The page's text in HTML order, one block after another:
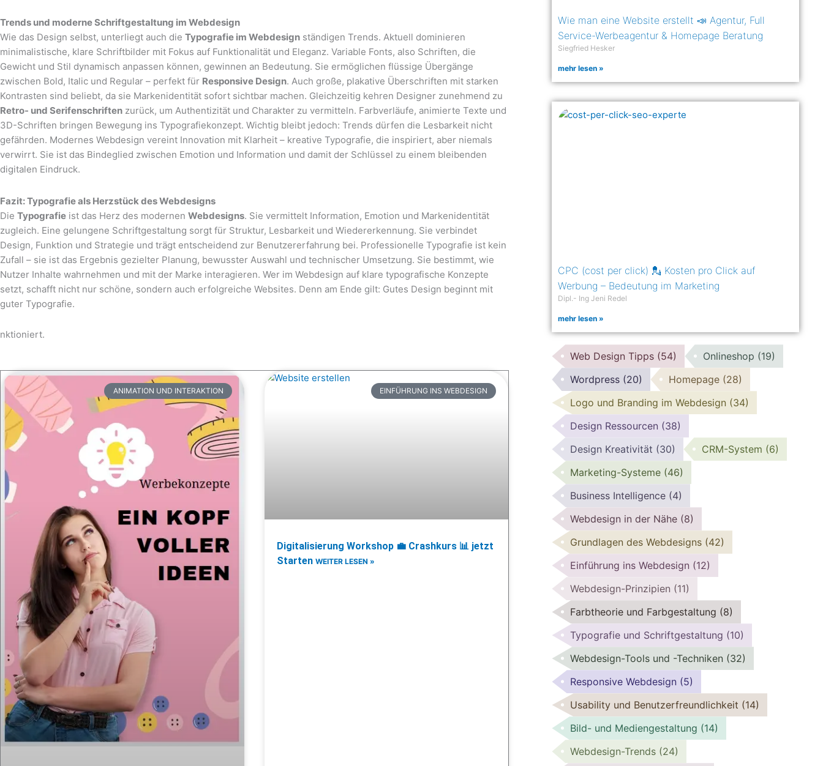
Trends und moderne Schriftgestaltung im Webdesign
Wie das Design selbst, unterliegt auch die Typografie im Webdesign ständigen Trends. Aktuell dominieren
minimalistische, klare Schriftbilder mit Fokus auf Funktionalität und Eleganz. Variable Fonts, also Schriften, die
Gewicht und Stil dynamisch anpassen können, gewinnen an Bedeutung. Sie ermöglichen flüssige Übergänge
zwischen Bold, Italic und Regular – perfekt für Responsive Design. Auch große, plakative Überschriften mit starken
Kontrasten sind beliebt, da sie Markenidentität sofort sichtbar machen. Gleichzeitig kehren Designer zunehmend zu
Retro- und Serifenschriften zurück, um Authentizität und Charakter zu vermitteln. Farbverläufe, animierte Texte und
3D-Schriften bringen Bewegung ins Typografiekonzept. Wichtig bleibt jedoch: Trends dürfen die Lesbarkeit nicht
gefährden. Modernes Webdesign vereint Innovation mit Klarheit – kreative Typografie, die inspiriert, aber niemals
verwirrt. Sie ist das Bindeglied zwischen Emotion und Information und damit der Schlüssel zu einem bleibenden
digitalen Eindruck.
Fazit: Typografie als Herzstück des Webdesigns
Die Typografie ist das Herz des modernen Webdesigns. Sie vermittelt Information, Emotion und Markenidentität
zugleich. Eine gelungene Schriftgestaltung sorgt für Struktur, Lesbarkeit und Wiedererkennung. Sie verbindet
Design, Funktion und Strategie und trägt entscheidend zur Benutzererfahrung bei. Professionelle Typografie ist kein
Zufall – sie ist das Ergebnis gezielter Planung, bewusster Auswahl und technischer Umsetzung. Sie bestimmt, wie
Nutzer Inhalte wahrnehmen und mit der Marke interagieren. Wer im Webdesign auf klare typografische Konzepte
setzt, schafft nicht nur schöne, sondern auch erfolgreiche Websites. Denn am Ende gilt: Gutes Design beginnt mit
guter Typografie.
nktioniert.
ANIMATION UND INTERAKTION EINFÜHRUNG INS WEBDESIGN
Digitalisierung Workshop 💼 Crashkurs 📊 jetzt
StartenWEITER LESEN »
Wie man eine Website erstellt 📣 Agentur, Full
Service-Werbeagentur & Homepage Beratung
Siegfried Hesker
mehr lesen »
CPC (cost per click) 💂 Kosten pro Click auf
Werbung – Bedeutung im Marketing
Dipl.- Ing Jeni Redel
mehr lesen »
Web Design Tipps (54) Onlineshop (19)
Wordpress (20) Homepage (28)
Logo und Branding im Webdesign (34)
Design Ressourcen (38)
Design Kreativität (30) CRM-System (6)
Marketing-Systeme (46)
Business Intelligence (4)
Webdesign in der Nähe (8)
Grundlagen des Webdesigns (42)
Einführung ins Webdesign (12)
Webdesign-Prinzipien (11)
Farbtheorie und Farbgestaltung (8)
Typografie und Schriftgestaltung (10)
Webdesign-Tools und -Techniken (32)
Responsive Webdesign (5)
Usability und Benutzerfreundlichkeit (14)
Bild- und Mediengestaltung (14)
Webdesign-Trends (24)